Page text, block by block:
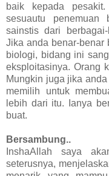
baik kepada
sesuautu
sainstis dari
Jika anda benar-benar
biologi, bidang ini
eksploitasinya. Orang
Mungkin juga jika
memilih untuk
lebih dari itu. Ianya
buat.
Bersambung..
InshaAllah saya
seterusnya,